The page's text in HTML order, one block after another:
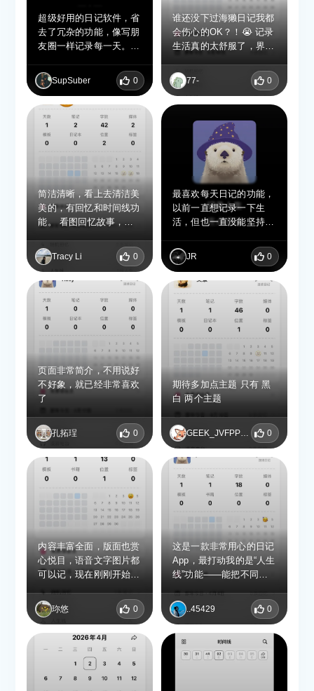
作者分类这些辅助功能都
很实用，不是为了凑数的
花架子，能帮你把零散的
日常记录整理得很有条
理，回看的时候很方便。
3. 导出功能很灵活，自由
度高 支持多种形式导
出，这点解决了很多日记
软件的痛点——既能方便
你把内容备份、迁移，也
能根据需要分享、整理，
不用被软件绑定，自己的
记录完全能自己掌控。 4.
界面和使用体验很舒服
整体是简洁干净的风格，
排版清晰，没有多余的广
爽，能让人专注在记录本
身；同时打卡统计、连续
人慢慢养成坚持写日记的
习惯。 整体就是一个很
务实、把“记录-整理-备
份”全流程都考虑到的软
件，用起来省心又顺手。
超级好用的日记软件，省
去了冗杂的功能，像写朋
友圈一样记录每一天。还
越到过去的任意一天，实
现日记回忆功能。超nice
SupSuber 0
谁还没下过海獭日记我都
会伤心的OK？！😭 记录
生活真的太舒服了，界面
单篇25张图直接解决选择
困难症。 本地存储超安
线真的越用越上头。现在
免费冲终身会员，赶紧
的！已经安利给我所有闺
蜜了，不好用你来打我！
77- 0
简洁清晰，看上去清洁美
美的，有回忆和时间线功
能。 看图回忆故事，是
能。
Tracy Li 0
最喜欢每天日记的功能，
以前一直想记录一下生
活，但也一直没能坚持写
放录音也可以用文字来记
录，我很喜欢
JR 0
页面非常简介，不用说好
不好象，就已经非常喜欢
了
孔拓珵 0
期待多加点主题 只有 黑
白 两个主题
GEEK_JVFPPBST 0
内容丰富全面，版面也赏
心悦目，语音文字图片都
可以记，现在刚刚开始记
感想。
珎悠 0
这是一款非常用心的日记
App，最打动我的是“人生
线”功能——能把不同人
对比，比如看着3岁的孩
子和自己3岁时的照片并
列呈现，那种穿越时空的
陪伴感太奇妙了。多用户
独立记录也解决了普通日
..45429 0